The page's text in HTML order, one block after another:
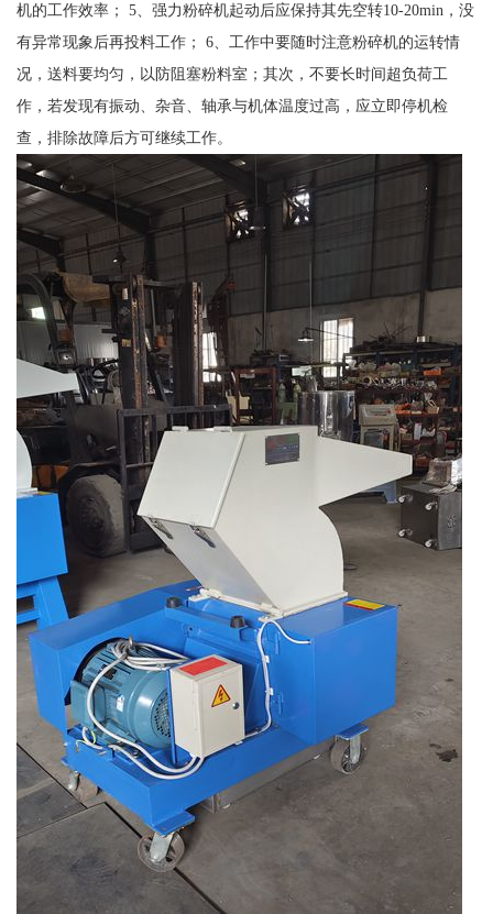
机的工作效率； 5、强力粉碎机起动后应保持其先空转10-20min，没
有异常现象后再投料工作； 6、工作中要随时注意粉碎机的运转情
况，送料要均匀，以防阻塞粉料室；其次，不要长时间超负荷工
作，若发现有振动、杂音、轴承与机体温度过高，应立即停机检
查，排除故障后方可继续工作。